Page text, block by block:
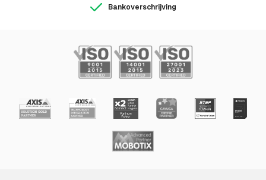
Bankoverschrijving